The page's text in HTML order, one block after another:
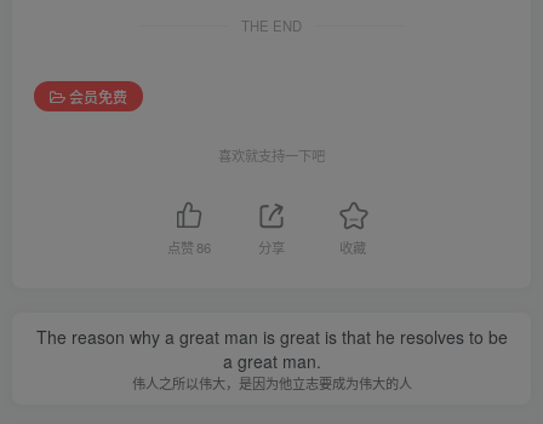
THE END
会员免费
喜欢就支持一下吧
点赞86 分享 收藏
The reason why a great man is great is that he resolves to be
a great man.
伟人之所以伟大，是因为他立志要成为伟大的人